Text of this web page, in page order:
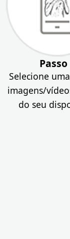
FAQ
Política de
Criar Seu
Passo
Selecione
imagens/
do seu